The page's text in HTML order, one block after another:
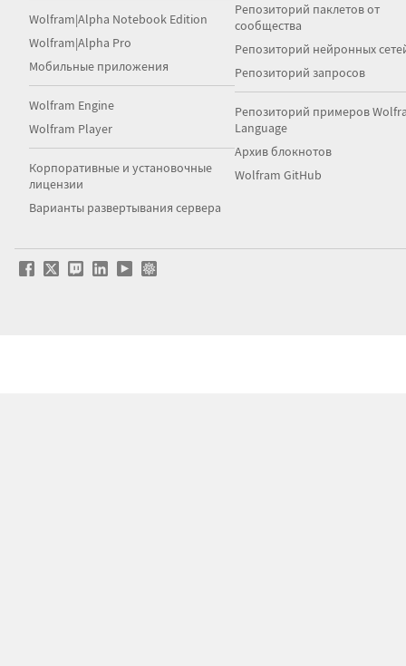
Wolfram|Alpha Notebook Edition
Wolfram|Alpha Pro
Мобильные приложения
Wolfram Engine
Wolfram Player
Корпоративные и установочные
лицензии
Варианты развертывания сервера
Репозиторий паклетов от
сообщества
Репозиторий нейронных
Репозиторий запросов
Репозиторий примеров
Language
Архив блокнотов
Wolfram GitHub